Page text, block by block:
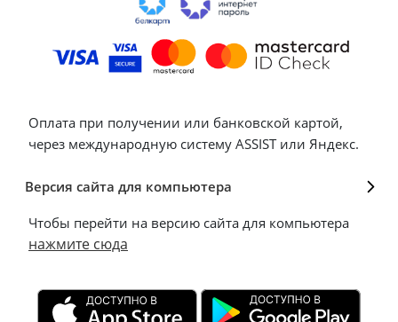
Оплата при получении или банковской картой,
через международную систему ASSIST или Яндекс.
Версия сайта для компьютера
Чтобы перейти на версию сайта для компьютера
нажмите сюда